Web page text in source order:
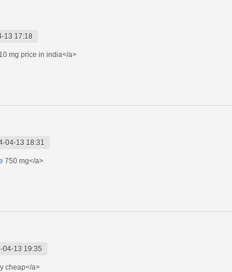
13 17:18
10 mg price in india</a>
04-13 18:31
750 mg</a>
04-13 19:35
cheap</a>